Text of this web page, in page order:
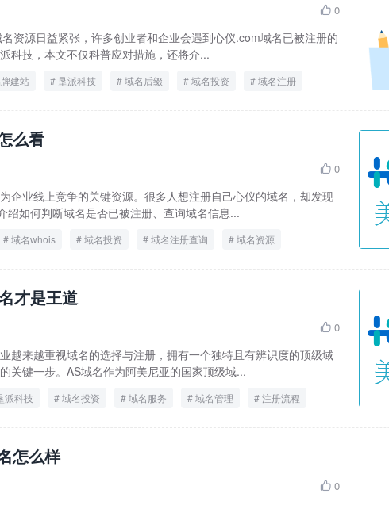
 0
资源日益紧张，许多创业者和企业会遇到心仪.com域名已被注册的
科技，本文不仅科普应对措施，还将介...
建站 垦派科技 域名后缀 域名投资
域名注册
么看
 0
企业线上竞争的关键资源。很多人想注册自己心仪的域名，却发现
绍如何判断域名是否已被注册、查询域名信息...
域名whois 域名投资 域名注册查询 域名资源
才是王道
 0
越来越重视域名的选择与注册，拥有一个独特且有辨识度的顶级域
关键一步。AS域名作为阿美尼亚的国家顶级域...
派科技 域名投资 域名服务 域名管理 注册流程
怎么样
 0